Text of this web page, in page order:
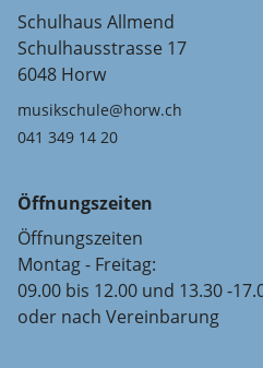
Schulhaus Allmend
Schulhausstrasse 17
6048 Horw
musikschule@horw.ch
041 349 14 20
Öffnungszeiten
Öffnungszeiten
Montag - Freitag:
09.00 bis 12.00 und 13.30 -
oder nach Vereinbarung